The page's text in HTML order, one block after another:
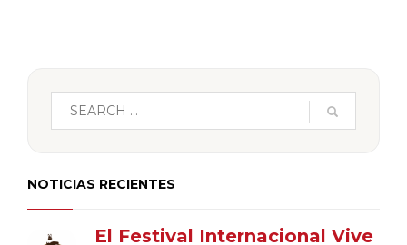
NOTICIAS RECIENTES
El Festival Internacional Vive